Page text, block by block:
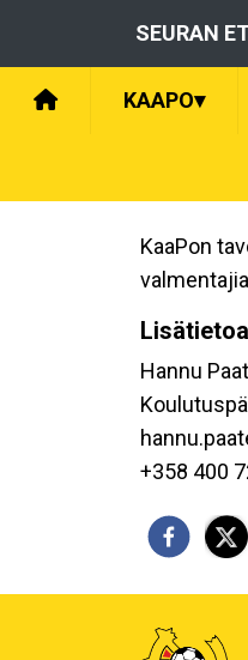
SEURAN
KAAPO▾
KaaPon
Lisätietoa
Hannu
+358 400